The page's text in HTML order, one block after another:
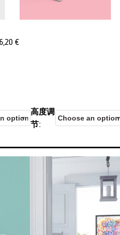
€
高度调
节